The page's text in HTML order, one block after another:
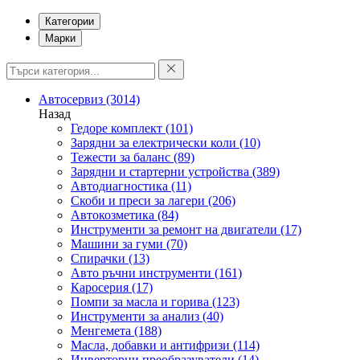
Категории
Марки
Автосервиз (3014)
Назад
Гедоре комплект (101)
Зарядни за електрически коли (10)
Тежести за баланс (89)
Зарядни и стартерни устройства (389)
Автодиагностика (11)
Скоби и преси за лагери (206)
Автокозметика (84)
Инструменти за ремонт на двигатели (17)
Машини за гуми (70)
Спирачки (13)
Авто ръчни инструменти (161)
Каросерия (17)
Помпи за масла и горива (123)
Инструменти за анализ (40)
Менгемета (188)
Масла, добавки и антифризи (114)